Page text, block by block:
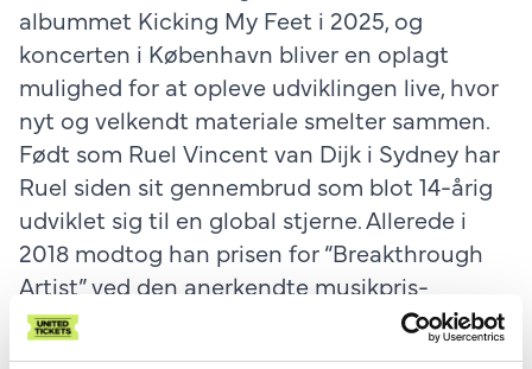
albummet Kicking My Feet i 2025, og
koncerten i København bliver en oplagt
mulighed for at opleve udviklingen live, hvor
nyt og velkendt materiale smelter sammen.
Født som Ruel Vincent van Dijk i Sydney har
Ruel siden sit gennembrud som blot 14-årig
udviklet sig til en global stjerne. Allerede i
2018 modtog han prisen for “Breakthrough
Artist” ved den anerkendte musikpris-
uddeling ”ARIA Music Awards” for singlen
“Dazed & Confused”, og siden er det gået